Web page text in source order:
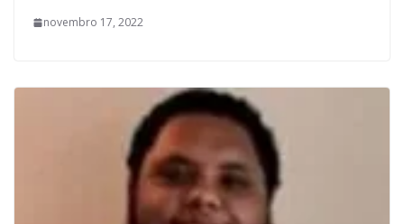
novembro 17, 2022